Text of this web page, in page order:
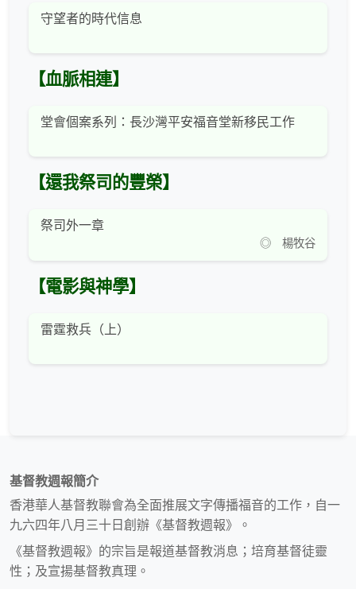
守望者的時代信息
【血脈相連】
堂會個案系列：長沙灣平安福音堂新移民工作
【還我祭司的豐榮】
祭司外一章
◎ 楊牧谷
【電影與神學】
雷霆救兵（上）
基督教週報簡介
香港華人基督教聯會為全面推展文字傳播福音的工作，自一
九六四年八月三十日創辦《基督教週報》。
《基督教週報》的宗旨是報道基督教消息；培育基督徒靈
性；及宣揚基督教真理。